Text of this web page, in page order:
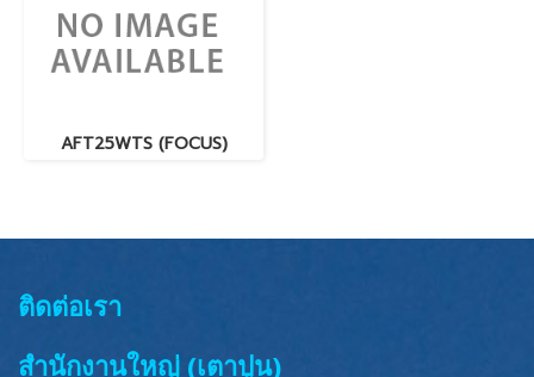
AFT25WTS (FOCUS)
ติดต่อเรา
สำนักงานใหญ่ (เตาปูน)